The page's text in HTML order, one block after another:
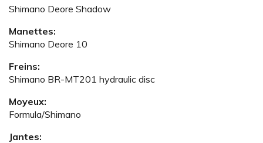
Shimano Deore Shadow
Manettes:
Shimano Deore 10
Freins:
Shimano BR-MT201 hydraulic disc
Moyeux:
Formula/Shimano
Jantes: